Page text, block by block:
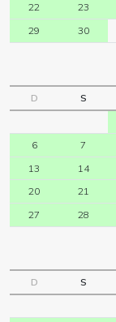
22
23
29
30
D S
6
7
13
14
20
21
27
28
D S